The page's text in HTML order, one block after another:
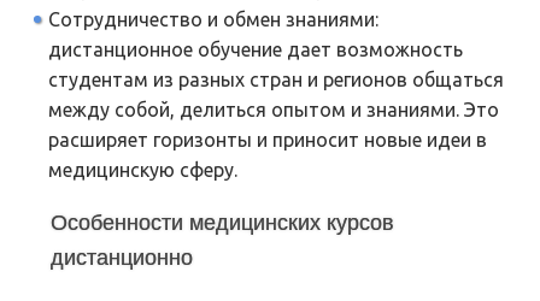
Сотрудничество и обмен знаниями:
дистанционное обучение дает возможность
студентам из разных стран и регионов общаться
между собой, делиться опытом и знаниями. Это
расширяет горизонты и приносит новые идеи в
медицинскую сферу.
Особенности медицинских курсов
дистанционно